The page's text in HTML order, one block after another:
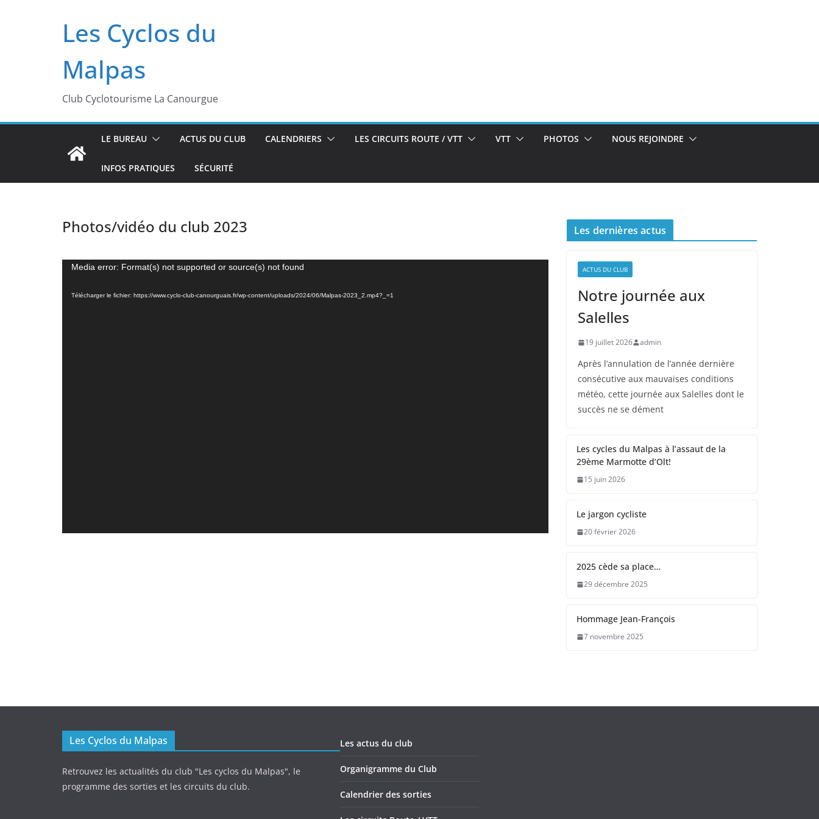
Les Cyclos du
Malpas
Club Cyclotourisme La Canourgue
LE BUREAU ACTUS DU CLUB CALENDRIERS LES CIRCUITS ROUTE / VTT VTT PHOTOS NOUS REJOINDRE
INFOS PRATIQUES SÉCURITÉ
Photos/vidéo du club 2023
Lecteur
Media error: Format(s) not supported or source(s) not found
Télécharger le fichier: https://www.cyclo-club-canourguais.fr/wp-content/uploads/2024/06/Malpas-2023_2.mp4?_=1
Les dernières actus
ACTUS DU CLUB
Notre journée aux
Salelles
19 juillet 2026 admin
Après l’annulation de l’année dernière
consécutive aux mauvaises conditions
météo, cette journée aux Salelles dont le
succès ne se dément
Les cycles du Malpas à l’assaut de la
29ème Marmotte d’Olt!
15 juin 2026
Le jargon cycliste
20 février 2026
2025 cède sa place…
29 décembre 2025
Hommage Jean-François
7 novembre 2025
Les Cyclos du Malpas
Retrouvez les actualités du club "Les cyclos du Malpas", le
programme des sorties et les circuits du club.
Les actus du club
Organigramme du Club
Calendrier des sorties